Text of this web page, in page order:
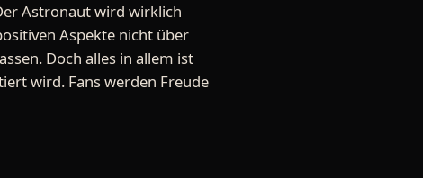
Astronaut wird wirklich
Aspekte nicht über
Doch alles in allem ist
wird. Fans werden Freude